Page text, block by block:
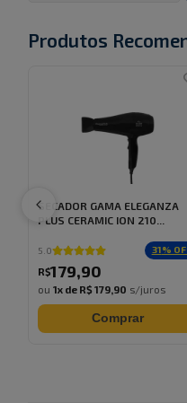
Produtos
SECADOR GAMA ELEGANZA
PLUS CERAMIC ION 210...
5.0 31%
R$179,90
ou 1x de R$ 179,90 s/juros
Comprar